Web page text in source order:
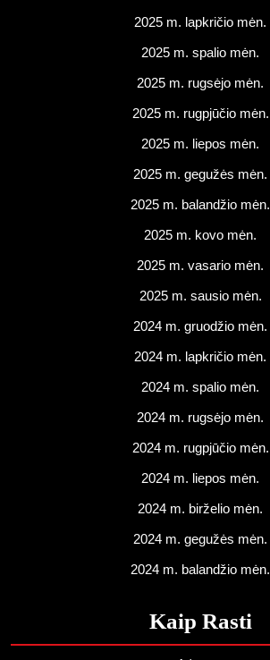
2025 m. lapkričio mėn.
2025 m. spalio mėn.
2025 m. rugsėjo mėn.
2025 m. rugpjūčio mėn.
2025 m. liepos mėn.
2025 m. gegužės mėn.
2025 m. balandžio mėn.
2025 m. kovo mėn.
2025 m. vasario mėn.
2025 m. sausio mėn.
2024 m. gruodžio mėn.
2024 m. lapkričio mėn.
2024 m. spalio mėn.
2024 m. rugsėjo mėn.
2024 m. rugpjūčio mėn.
2024 m. liepos mėn.
2024 m. birželio mėn.
2024 m. gegužės mėn.
2024 m. balandžio mėn.
Kaip Rasti